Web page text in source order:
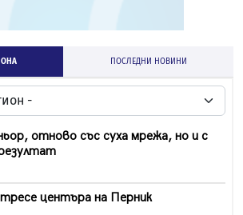
ПОСЛЕДНИ НОВИНИ
отново със суха мрежа, но и с
центъра на Перник